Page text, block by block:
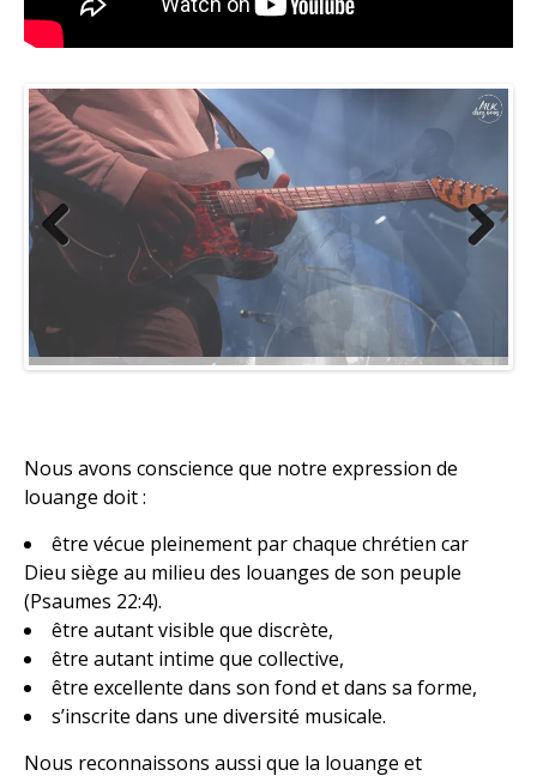
Previous
louange doit :
Dieu siège au milieu des louanges de son peuple
(Psaumes 22:4).
être autant visible que discrète,
être autant intime que collective,
être excellente dans son fond et dans sa forme,
s’inscrite dans une diversité musicale.